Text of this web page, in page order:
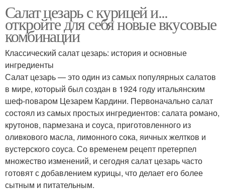
Салат цезарь с курицей и...
откройте для себя новые вкусовые
комбинации
Классический салат цезарь: история и основные
ингредиенты
Салат цезарь — это один из самых популярных салатов
в мире, который был создан в 1924 году итальянским
шеф-поваром Цезарем Кардини. Первоначально салат
состоял из самых простых ингредиентов: салата романо,
крутонов, пармезана и соуса, приготовленного из
оливкового масла, лимонного сока, яичных желтков и
вустерского соуса. Со временем рецепт претерпел
множество изменений, и сегодня салат цезарь часто
готовят с добавлением курицы, что делает его более
сытным и питательным.